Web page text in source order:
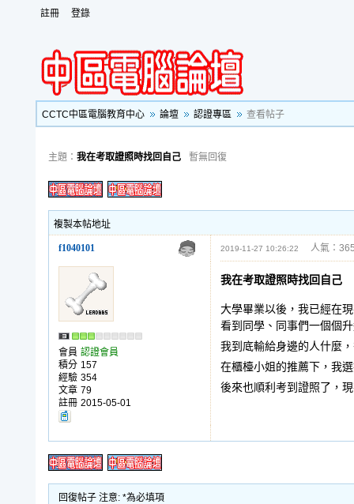
註冊 登錄
CCTC中區電腦教育中心 論壇 認證專區 查看帖子
主題： 我在考取證照時找回自己 暫無回復
複製本帖地址
f1040101 2019-11-27 10:26:22 人氣：
會員 認證會員
積分 157
經驗 354
文章 79
註冊 2015-05-01
我在考取證照時找回自己
大學畢業以後，我已經在
看到同學、同事們一個個
我到底輸給身邊的人什麼
在櫃檯小姐的推薦下，我
後來也順利考到證照了，
回復帖子 注意: *為必填項